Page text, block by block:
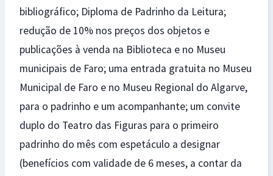
bibliográfico; Diploma de Padrinho da Leitura;
redução de 10% nos preços dos objetos e
publicações à venda na Biblioteca e no Museu
municipais de Faro; uma entrada gratuita no Museu
Municipal de Faro e no Museu Regional do Algarve,
para o padrinho e um acompanhante; um convite
duplo do Teatro das Figuras para o primeiro
padrinho do mês com espetáculo a designar
(benefícios com validade de 6 meses, a contar da